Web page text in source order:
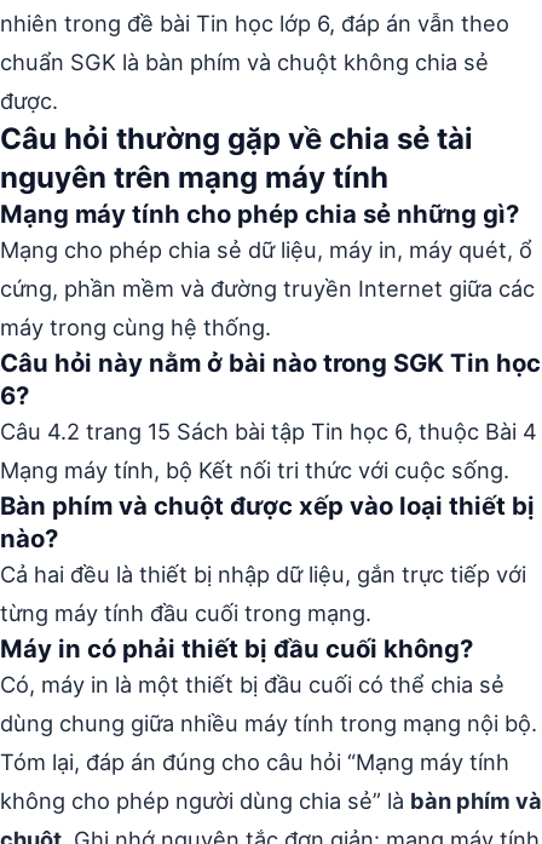
nhiên trong đề bài Tin học lớp 6, đáp án vẫn theo
chuẩn SGK là bàn phím và chuột không chia sẻ
được.
Câu hỏi thường gặp về chia sẻ tài
nguyên trên mạng máy tính
Mạng máy tính cho phép chia sẻ những gì?
Mạng cho phép chia sẻ dữ liệu, máy in, máy quét, ổ
cứng, phần mềm và đường truyền Internet giữa các
máy trong cùng hệ thống.
Câu hỏi này nằm ở bài nào trong SGK Tin học
6?
Câu 4.2 trang 15 Sách bài tập Tin học 6, thuộc Bài 4
Mạng máy tính, bộ Kết nối tri thức với cuộc sống.
Bàn phím và chuột được xếp vào loại thiết bị
nào?
Cả hai đều là thiết bị nhập dữ liệu, gắn trực tiếp với
từng máy tính đầu cuối trong mạng.
Máy in có phải thiết bị đầu cuối không?
Có, máy in là một thiết bị đầu cuối có thể chia sẻ
dùng chung giữa nhiều máy tính trong mạng nội bộ.
Tóm lại, đáp án đúng cho câu hỏi “Mạng máy tính
không cho phép người dùng chia sẻ” là bàn phím và